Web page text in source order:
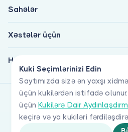
Kuki Seçimlərinizi Edin
Saytımızda sizə ən yaxşı
üçün kukilərdən istifadə
üçünKukilərə Dair
keçirə və ya kukiləri
Sahələr
Xəstələr üçün
Həkimlər üçün